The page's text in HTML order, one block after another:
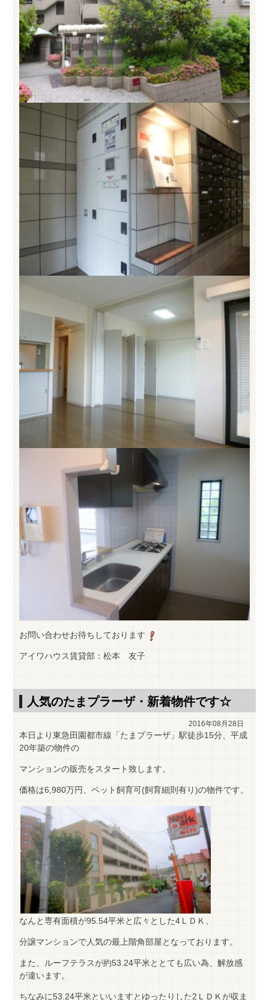
お問い合わせお待ちしております
アイワハウス賃貸部：松本 友子
人気のたまプラーザ・新着物件です☆
2016年08月28日
本日より東急田園都市線「たまプラーザ」駅徒歩15分、平成
20年築の物件の
マンションの販売をスタート致します。
価格は6,980万円、ペット飼育可(飼育細則有り)の物件です。
なんと専有面積が95.54平米と広々とした4ＬＤＫ、
分譲マンションで人気の最上階角部屋となっております。
また、ルーフテラスが約53.24平米ととても広い為、解放感
が違います。
ちなみに53.24平米といいますとゆったりした2ＬＤＫが収ま